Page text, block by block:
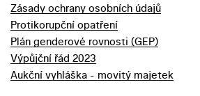
Zásady ochrany osobních údajů
Protikorupční opatření
Plán genderové rovnosti (GEP)
Výpůjční řád 2023
Aukční vyhláška - movitý majetek